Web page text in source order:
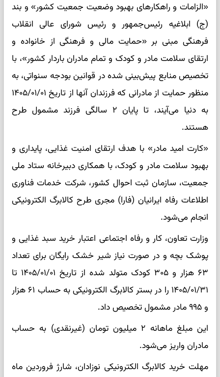
«الزامات و راهکارهای بهبود وضعیت جمعیت کشور» و بند
(ج) ابلاغیه رئیس‌جمهور و رئیس شورای عالی انقلاب
فرهنگی مبنی بر «حمایت مالی و فرهنگی از خانواده و
ارتقای سلامت مادر و کودک و تمام مادران باردار کشور»، با
تخصیص منابع پیش‌بینی شده در قوانین بودجه سنواتی، به
منظور حمایت از مادرانی که فرزندان آنها از تاریخ ۱۴۰۵/۰۱/۰۱
به دنیا می‌آیند، تا پایان ۲ سالگی فرزند مشمول طرح
هستند.
«کارت امید مادر» با هدف ارتقای امنیت غذایی، پایداری و
بهبود سلامت مادر و کودک، با همکاری دبیرخانه ستاد ملی
جمعیت، سازمان ثبت احوال کشور، شرکت خدمات فناوری
اطلاعات رفاه ایرانیان (فارا) مجری طرح کالابرگ الکترونیکی
انجام می‌شود.
وزارت تعاون، کار و رفاه اجتماعی اعتبار خرید سبد غذایی و
پوشک بچه و در صورت نیاز شیر خشک رایگان برای تعداد
۶۳ هزار و ۳۰۵ کودک متولد شده از تاریخ ۱۴۰۵/۰۱/۰۱ تا
۱۴۰۵/۰۱/۳۱ را در بستر کالابرگ الکترونیکی به حساب ۶۱ هزار
و ۹۹۵ مادر مشمول تخصیص داد.
این مبلغ ماهانه ۲ میلیون تومان (غیرنقدی) به حساب
مادران واریز می‌شود.
مهلت خرید کالابرگ الکترونیکی نوزادان، شارژ فروردین ماه